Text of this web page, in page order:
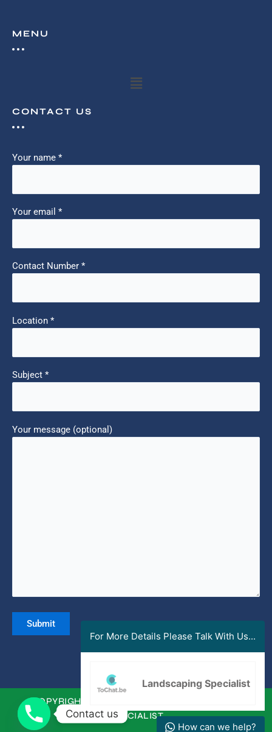
MENU
Menu
CONTACT US
Your name *
Your email *
Contact Number *
Location *
Subject *
Your message (optional)
COPYRIGHT © 2023. MALAYSIA LANDSCAPING
SPECIALIST
For More Details Please Talk With Us...
How can we help?
Contact us